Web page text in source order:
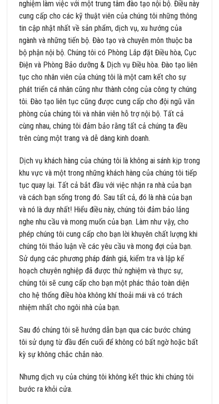
nghiệm làm việc với một trung tâm đào tạo nội bộ. Điều này
cung cấp cho các kỹ thuật viên của chúng tôi những thông
tin cập nhật nhất về sản phẩm, dịch vụ, xu hướng của
ngành và những tiến bộ. Đào tạo và chuyên môn thuộc ba
bộ phận nội bộ. Chúng tôi có Phòng Lắp đặt Điều hòa, Cục
Điện và Phòng Bảo dưỡng & Dịch vụ Điều hòa. Đào tạo liên
tục cho nhân viên của chúng tôi là một cam kết cho sự
phát triển cá nhân cũng như thành công của công ty chúng
tôi. Đào tạo liên tục cũng được cung cấp cho đội ngũ văn
phòng của chúng tôi và nhân viên hỗ trợ nội bộ. Tất cả
cùng nhau, chúng tôi đảm bảo rằng tất cả chúng ta đều
trên cùng một trang và dễ dàng kinh doanh.
Dịch vụ khách hàng của chúng tôi là không ai sánh kịp trong
khu vực và một trong những khách hàng của chúng tôi tiếp
tục quay lại. Tất cả bắt đầu với việc nhận ra nhà của bạn
và cách bạn sống trong đó. Sau tất cả, đó là nhà của bạn
và nó là duy nhất! Hiểu điều này, chúng tôi đảm bảo lắng
nghe nhu cầu và mong muốn của bạn. Làm như vậy, cho
phép chúng tôi cung cấp cho bạn lời khuyên chất lượng khi
chúng tôi thảo luận về các yêu cầu và mong đợi của bạn.
Sử dụng các phương pháp đánh giá, kiểm tra và lập kế
hoạch chuyên nghiệp đã được thử nghiệm và thực sự,
chúng tôi sẽ cung cấp cho bạn một phác thảo toàn diện
cho hệ thống điều hòa không khí thoải mái và có trách
nhiệm nhất cho ngôi nhà của bạn.
Sau đó chúng tôi sẽ hướng dẫn bạn qua các bước chúng
tôi sử dụng từ đầu đến cuối để không có bất ngờ hoặc bất
kỳ sự không chắc chắn nào.
Nhưng dịch vụ của chúng tôi không kết thúc khi chúng tôi
bước ra khỏi cửa.